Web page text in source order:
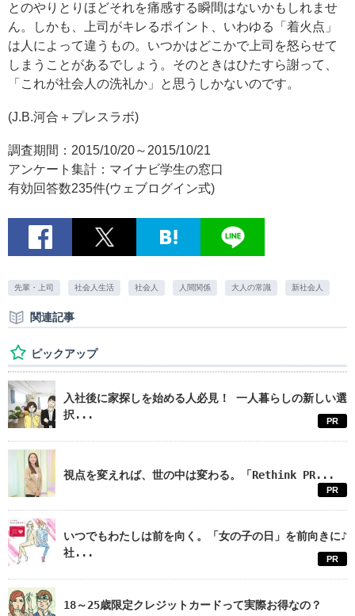
とのやりとりほどそれを痛感する瞬間はないかもしれませ
ん。しかも、上司がキレるポイント、いわゆる「着火点」
は人によって違うもの。いつかはどこかで上司を怒らせて
しまうことがあるでしょう。そのときはひたすら謝って、
「これが社会人の洗礼か」と思うしかないのです。
(J.B.河合＋プレスラボ)
調査期間：2015/10/20～2015/10/21
アンケート集計：マイナビ学生の窓口
有効回答数235件(ウェブログイン式)
先輩・上司 社会人生活 社会人 人間関係 大人の常識 新社会人
関連記事
ピックアップ
入社後に家探しを始める人必見！ 一人暮らしの新しい選
択...
PR
視点を変えれば、世の中は変わる。「Rethink PR...
PR
いつでもわたしは前を向く。「女の子の日」を前向きに♪
社...
PR
18～25歳限定クレジットカードって実際お得なの？